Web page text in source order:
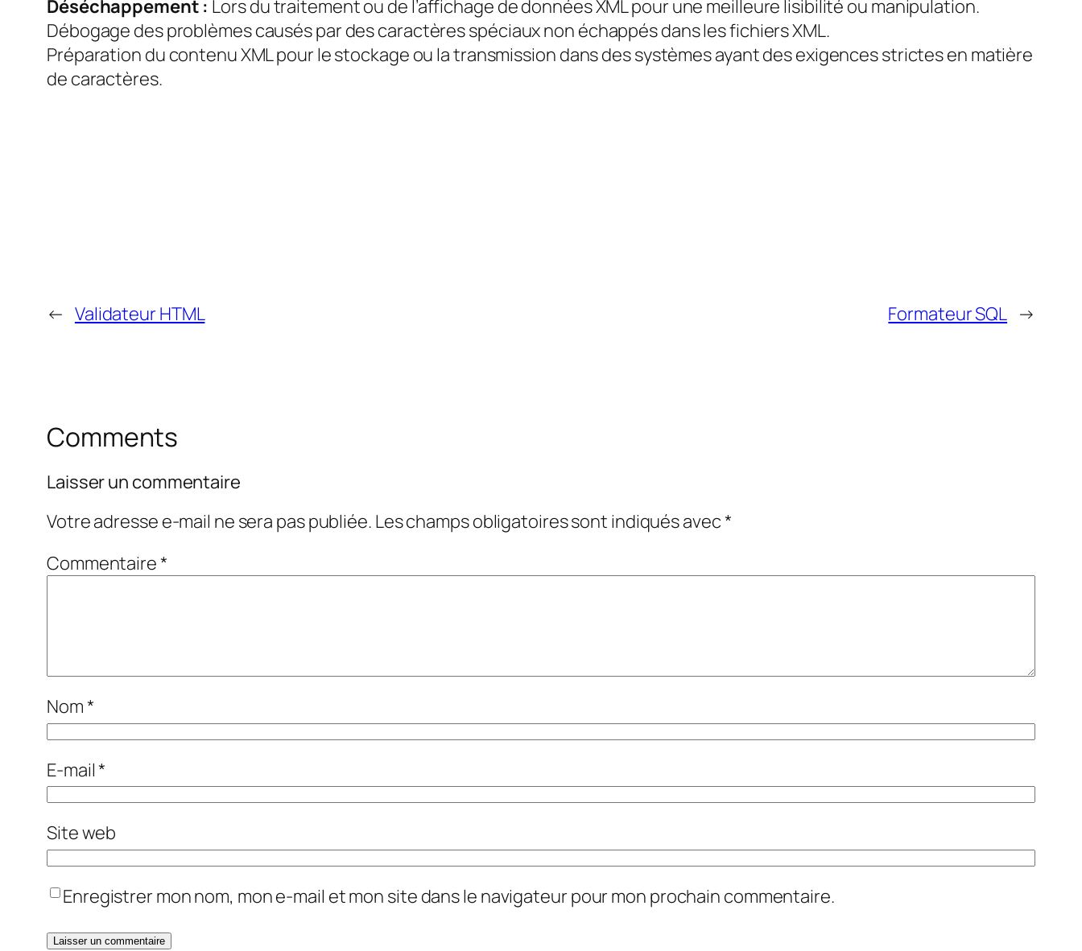
Déséchappement : Lors du traitement ou de l’affichage de données XML pour une meilleure lisibilité ou manipulation.
Débogage des problèmes causés par des caractères spéciaux non échappés dans les fichiers XML.
Préparation du contenu XML pour le stockage ou la transmission dans des systèmes ayant des exigences strictes en matière
de caractères.
← Validateur HTML Formateur SQL →
Comments
Laisser un commentaire
Votre adresse e-mail ne sera pas publiée. Les champs obligatoires sont indiqués avec*
Commentaire*
Nom*
E-mail*
Site web
Enregistrer mon nom, mon e-mail et mon site dans le navigateur pour mon prochain commentaire.